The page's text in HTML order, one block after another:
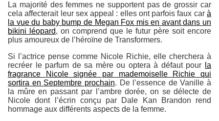
La majorité des femmes ne supportent pas de grossir car
cela affecterait leur sex appeal : elles ont parfois faux car à
la vue du baby bump de Megan Fox mis en avant dans un
bikini léopard, on comprend que le futur père soit encore
plus amoureux de l’héroïne de Transformers.
Si l’actrice pense comme Nicole Richie, elle cherchera à
recréer le parfum de sa mère ou optera à défaut pour
la
fragrance
Nicolesignée par mademoiselle Richie qui
sortira en Septembre prochain. De l’essence de Vanille à
la mûre en passant par l’ambre dorée, on se délecte de
Nicole dont l’écrin conçu par Dale Kan Brandon rend
hommage aux différents aspects de la femme.